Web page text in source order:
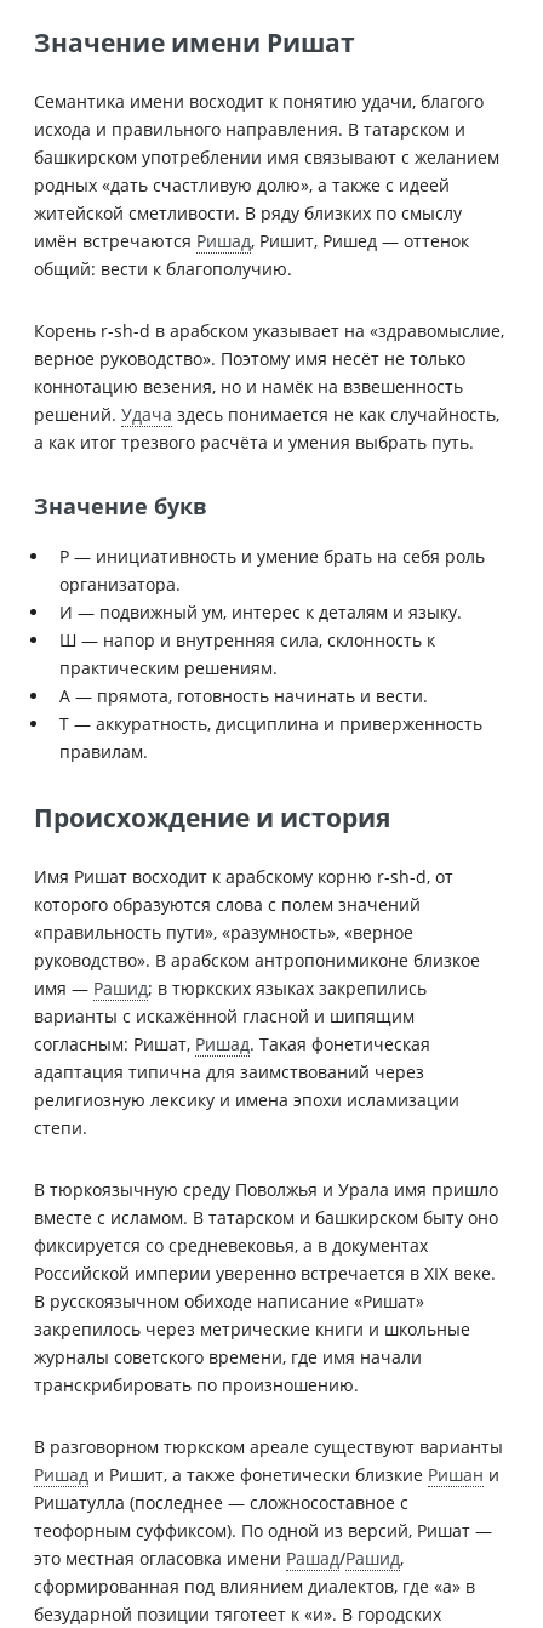
Значение имени Ришат
Семантика имени восходит к понятию удачи, благого
исхода и правильного направления. В татарском и
башкирском употреблении имя связывают с желанием
родных «дать счастливую долю», а также с идеей
житейской сметливости. В ряду близких по смыслу
имён встречаются Ришад, Ришит, Ришед — оттенок
общий: вести к благополучию.
Корень r-sh-d в арабском указывает на «здравомыслие,
верное руководство». Поэтому имя несёт не только
коннотацию везения, но и намёк на взвешенность
решений. Удача здесь понимается не как случайность,
а как итог трезвого расчёта и умения выбрать путь.
Значение букв
Р — инициативность и умение брать на себя роль
организатора.
И — подвижный ум, интерес к деталям и языку.
Ш — напор и внутренняя сила, склонность к
практическим решениям.
А — прямота, готовность начинать и вести.
Т — аккуратность, дисциплина и приверженность
правилам.
Происхождение и история
Имя Ришат восходит к арабскому корню r-sh-d, от
которого образуются слова с полем значений
«правильность пути», «разумность», «верное
руководство». В арабском антропонимиконе близкое
имя — Рашид; в тюркских языках закрепились
варианты с искажённой гласной и шипящим
согласным: Ришат, Ришад. Такая фонетическая
адаптация типична для заимствований через
религиозную лексику и имена эпохи исламизации
степи.
В тюркоязычную среду Поволжья и Урала имя пришло
вместе с исламом. В татарском и башкирском быту оно
фиксируется со средневековья, а в документах
Российской империи уверенно встречается в XIX веке.
В русскоязычном обиходе написание «Ришат»
закрепилось через метрические книги и школьные
журналы советского времени, где имя начали
транскрибировать по произношению.
В разговорном тюркском ареале существуют варианты
Ришад и Ришит, а также фонетически близкие Ришан и
Ришатулла (последнее — сложносоставное с
теофорным суффиксом). По одной из версий, Ришат —
это местная огласовка имени Рашад/Рашид,
сформированная под влиянием диалектов, где «а» в
безударной позиции тяготеет к «и». В городских